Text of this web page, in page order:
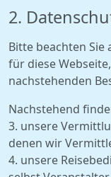
2.
Bitte beachten
für diese
nachstehenden
Nachstehend
3. unsere
denen wir
4. unsere